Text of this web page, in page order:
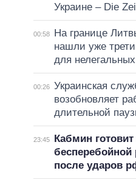
Украине – Die
00:58
На границе
нашли уже
для
00:26 Украинская
возобновляет
длительной
23:45
Кабмин
бесперебойной
после ударов